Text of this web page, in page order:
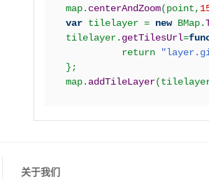
map. centerAndZoom(point,
var tilelayer = new BMap.
tilelayer. getTilesUrl=
return
} ;
map. addTileLayer(
关于我们